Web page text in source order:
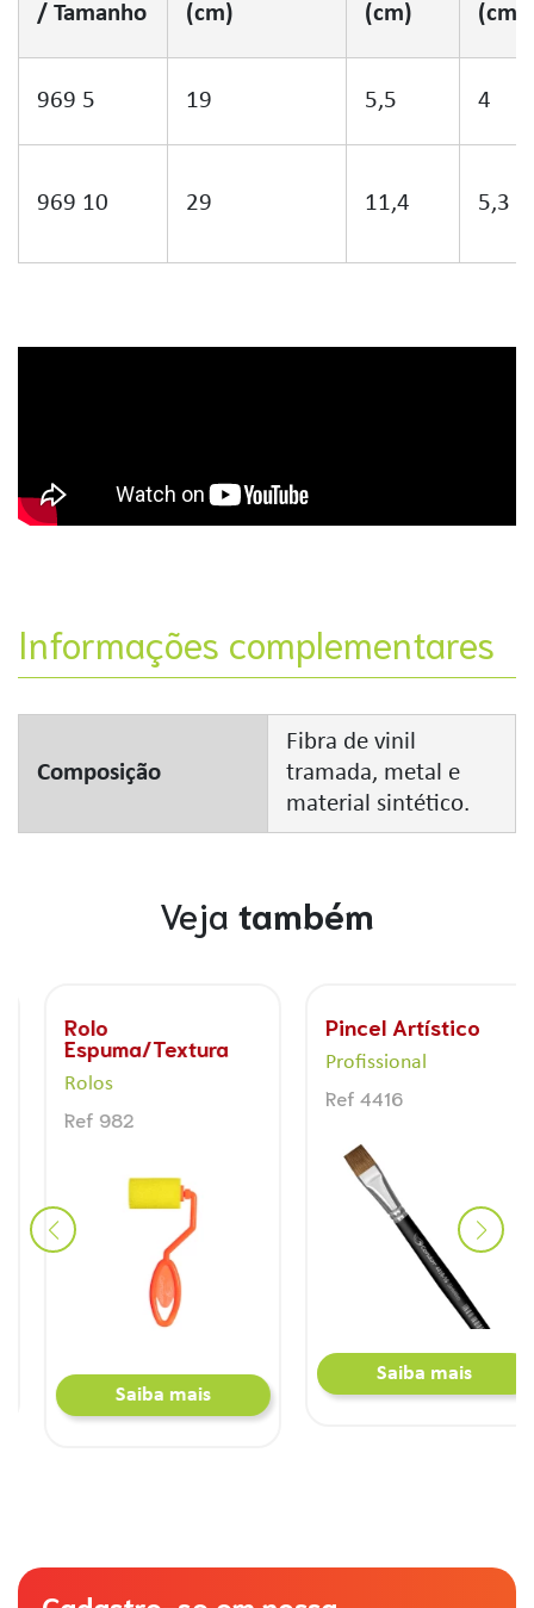
/ Tamanho
(cm)
(cm)
(cm)
969 5 19 5,5 4
969 10 29 11,4 5,3
Informações complementares
Composição
Fibra de vinil
tramada, metal e
material sintético.
Veja também
Rolo
Espuma/Textura
Rolos
Ref 982
Saiba mais
Pincel Artístico
Profissional
Ref 4416
Saiba mais